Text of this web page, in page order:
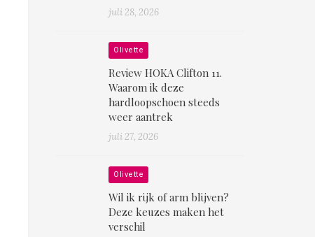
juli 28, 2026
Olivette
Review HOKA Clifton 11.
Waarom ik deze
hardloopschoen steeds
weer aantrek
juli 27, 2026
Olivette
Wil ik rijk of arm blijven?
Deze keuzes maken het
verschil